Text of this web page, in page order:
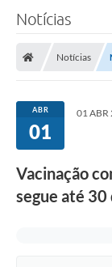
Secretarias
Covid-19
Coleta de
Notícias
Notícias
ABR
01
01 ABR
Vacinação
segue até 30